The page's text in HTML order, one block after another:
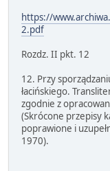
https://
2.pdf
Rozdz. II pkt. 12
12. Przy
łacińskiego.
zgodnie z
(Skrócone przepisy
poprawione i
1970).